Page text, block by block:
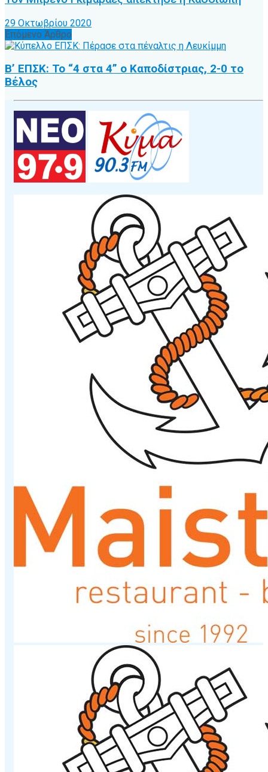
29 Οκτωβρίου 2020
Επόμενο Άρθρο
Β’ ΕΠΣΚ: Το “4 στα 4” ο Καποδίστριας, 2-0 το
Βέλος